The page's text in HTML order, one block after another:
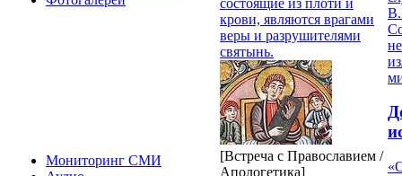
Мониторинг СМИ
крови, являются врагами
веры и разрушителями
святынь.
[Встреча с Православием /
Апологетика]